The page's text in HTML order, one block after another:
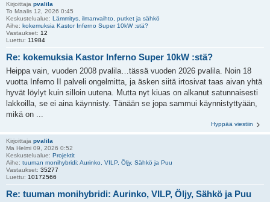
Kirjoittaja pvalila
To Maalis 12, 2026 0:45
Keskustelualue: Lämmitys, ilmanvaihto, putket ja sähkö
Aihe: kokemuksia Kastor Inferno Super 10kW :stä?
Vastaukset: 12
Luettu: 11984
Re: kokemuksia Kastor Inferno Super 10kW :stä?
Heippa vain, vuoden 2008 pvalila…tässä vuoden 2026 pvalila. Noin 18
vuotta Inferno II palveli ongelmitta, ja äsken siitä irtosivat taas aivan yhtä
hyvät löylyt kuin silloin uutena. Mutta nyt kiuas on alkanut satunnaisesti
lakkoilla, se ei aina käynnisty. Tänään se jopa sammui käynnistyttyään,
mikä on ...
Hyppää viestiin
Kirjoittaja pvalila
Ma Helmi 09, 2026 0:52
Keskustelualue: Projektit
Aihe: tuuman monihybridi: Aurinko, VILP, Öljy, Sähkö ja Puu
Vastaukset: 35277
Luettu: 10172566
Re: tuuman monihybridi: Aurinko, VILP, Öljy, Sähkö ja Puu